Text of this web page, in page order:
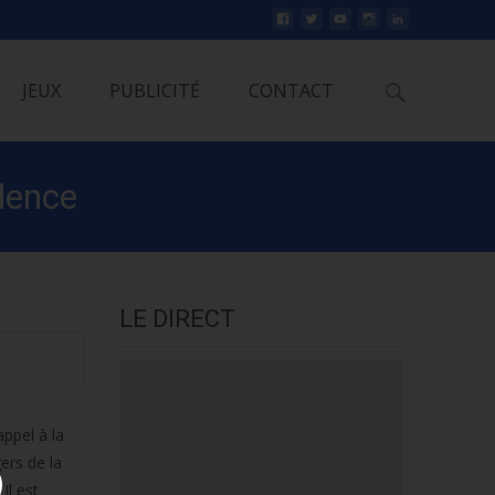
JEUX PUBLICITÉ CONTACT
à la
de la
est
LE DIRECT